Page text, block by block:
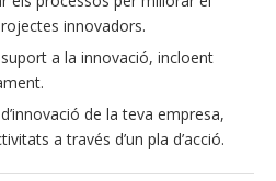
innovadors.
a la innovació, incloent
de la teva empresa,
a través d’un pla d’acció.